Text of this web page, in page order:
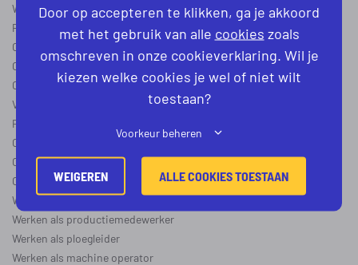
Werken als procesoperator
Procesoperator in de
chemie, voedingsindustrie, farmacie
Operator A
Operator B
Operator C
Verschil operator A, B en C
Procesoperator salaris
Operator opleidingen
–vapro
Over de maakindustrie
Over de procesindustrie
Werken als monteur
Werken als productiemedewerker
Werken als ploegleider
Werken als machine operator
Door op accepteren te klikken, ga je akkoord
met het gebruik van alle cookies zoals
omschreven in onze cookieverklaring. Wil je
kiezen welke cookies je wel of niet wilt
toestaan?
Voorkeur beheren
WEIGEREN ALLE COOKIES TOESTAAN